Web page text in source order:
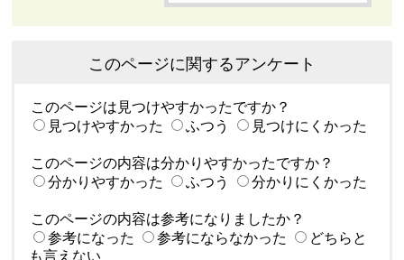
このページに関するアンケート
このページは見つけやすかったですか？
見つけやすかった
ふつう 見つけにくかった
このページの内容は分かりやすかったですか？
分かりやすかった
ふつう 分かりにくかった
このページの内容は参考になりましたか？
参考になった
参考にならなかった
どちらと
も言えない